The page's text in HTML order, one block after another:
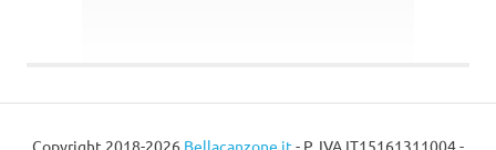
Copyright 2018-2026 Bellacanzone.it - P. IVA IT15161311004 -